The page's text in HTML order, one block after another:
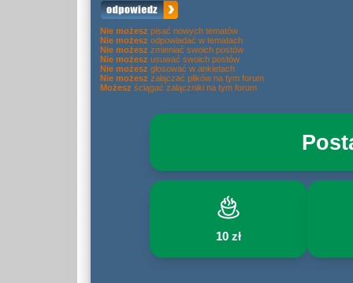
Nie możesz pisać nowych tematów
Nie możesz odpowiadać w tematach
Nie możesz zmieniać swoich postów
Nie możesz usuwać swoich postów
Nie możesz głosować w ankietach
Nie możesz załączać plików na tym forum
Możesz ściągać załączniki na tym forum
10 zł